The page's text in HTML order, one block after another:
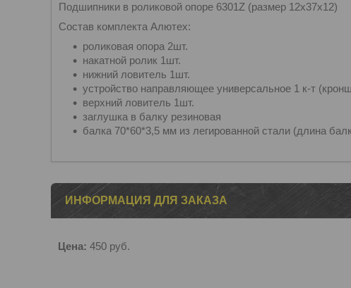
Подшипники в роликовой опоре 6301Z (размер 12х37х12)
Состав комплекта Алютех:
роликовая опора 2шт.
накатной ролик 1шт.
нижний ловитель 1шт.
устройство направляющее универсальное 1 к-т
верхний ловитель 1шт.
заглушка в балку резиновая
балка 70*60*3,5 мм из легированной стали (длина
ИНФОРМАЦИЯ ДЛЯ ЗАКАЗА
Цена: 450 руб.